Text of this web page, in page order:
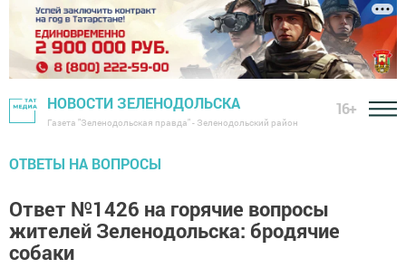
НОВОСТИ ЗЕЛЕНОДОЛЬСКА
Газета "Зеленодольская правда" - Зеленодольский район
16+
ОТВЕТЫ НА ВОПРОСЫ
Ответ №1426 на горячие вопросы
жителей Зеленодольска: бродячие
собаки